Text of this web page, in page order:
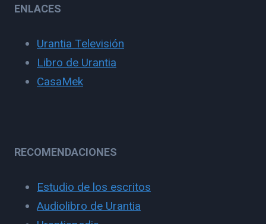
ENLACES
Urantia Televisión
Libro de Urantia
CasaMek
RECOMENDACIONES
Estudio de los escritos
Audiolibro de Urantia